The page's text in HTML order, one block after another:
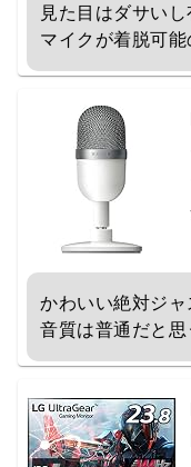
見た目はダサい
マイクが着脱可
かわいい絶対ジャ
音質は普通だと思